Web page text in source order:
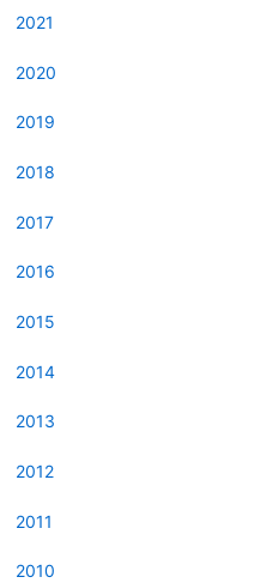
2021
2020
2019
2018
2017
2016
2015
2014
2013
2012
2011
2010